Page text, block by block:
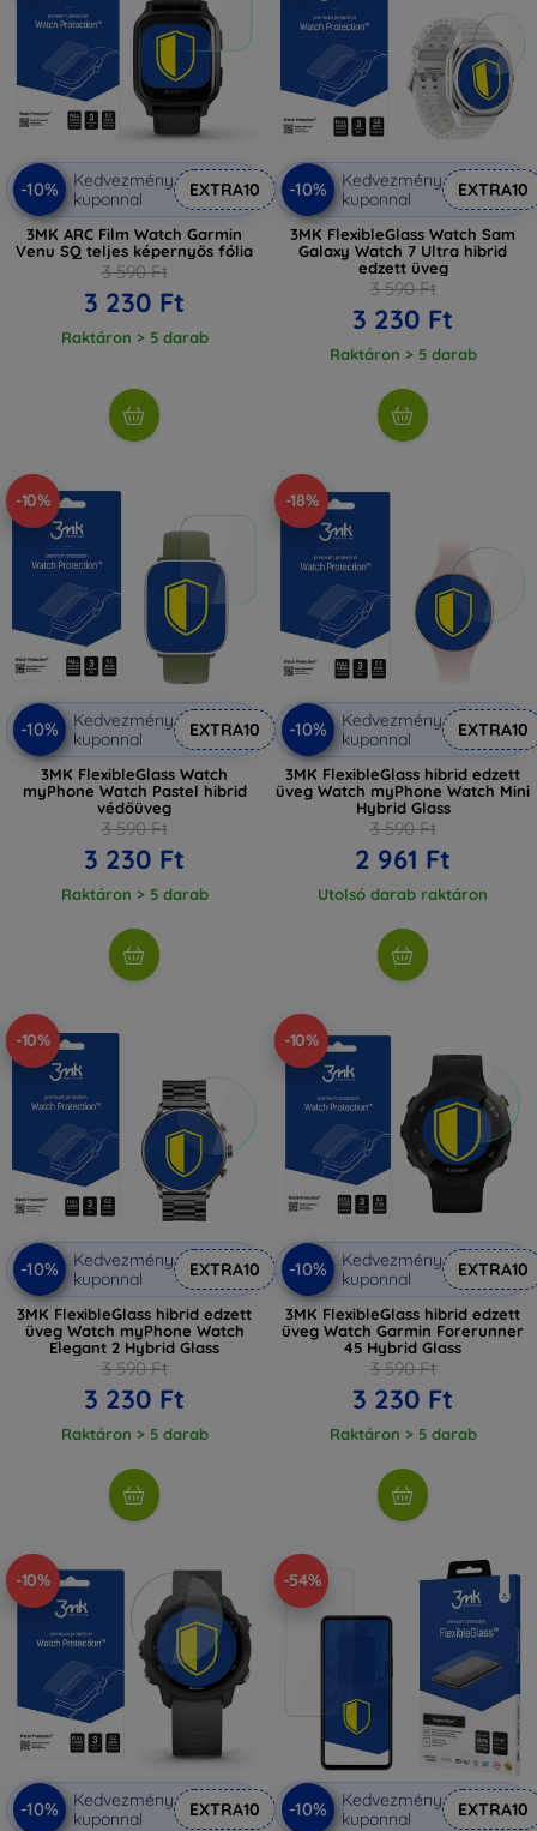
-10%
Kedvezmény
kuponnal
EXTRA10
3MK ARC Film Watch Garmin
Venu SQ teljes képernyős fólia
3 590 Ft
3 230 Ft
Raktáron > 5 darab
-10%
Kedvezmény
kuponnal
EXTRA10
3MK FlexibleGlass Watch Sam
Galaxy Watch 7 Ultra hibrid
edzett üveg
3 590 Ft
3 230 Ft
Raktáron > 5 darab
-10%
-10%
Kedvezmény
kuponnal
EXTRA10
3MK FlexibleGlass Watch
myPhone Watch Pastel hibrid
védőüveg
3 590 Ft
3 230 Ft
Raktáron > 5 darab
-18%
-10%
Kedvezmény
kuponnal
EXTRA10
3MK FlexibleGlass hibrid edzett
üveg Watch myPhone Watch Mini
Hybrid Glass
3 590 Ft
2 961 Ft
Utolsó darab raktáron
-10%
-10%
Kedvezmény
kuponnal
EXTRA10
3MK FlexibleGlass hibrid edzett
üveg Watch myPhone Watch
Elegant 2 Hybrid Glass
3 590 Ft
3 230 Ft
Raktáron > 5 darab
-10%
-10%
Kedvezmény
kuponnal
EXTRA10
3MK FlexibleGlass hibrid edzett
üveg Watch Garmin Forerunner
45 Hybrid Glass
3 590 Ft
3 230 Ft
Raktáron > 5 darab
-10%
-10%
Kedvezmény
kuponnal
EXTRA10
-54%
-10%
Kedvezmény
kuponnal
EXTRA10